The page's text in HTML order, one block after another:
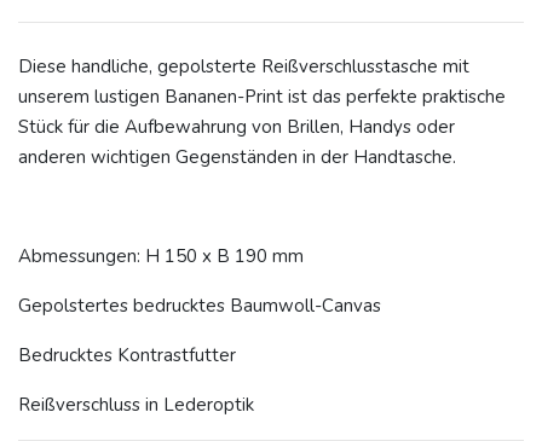
Diese handliche, gepolsterte Reißverschlusstasche mit
unserem lustigen Bananen-Print ist das perfekte praktische
Stück für die Aufbewahrung von Brillen, Handys oder
anderen wichtigen Gegenständen in der Handtasche.
Abmessungen: H 150 x B 190 mm
Gepolstertes bedrucktes Baumwoll-Canvas
Bedrucktes Kontrastfutter
Reißverschluss in Lederoptik